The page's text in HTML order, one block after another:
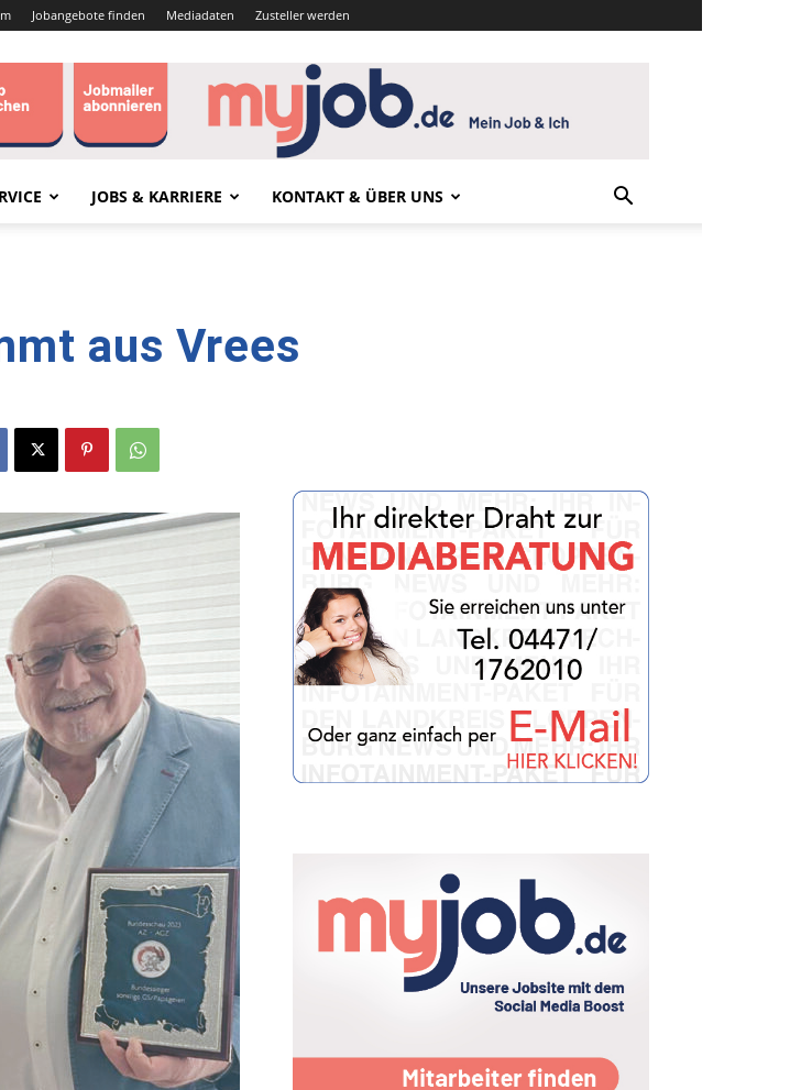
Jobangebote finden Mediadaten Zusteller werden
JOBS & KARRIERE KONTAKT & ÜBER UNS
aus Vrees